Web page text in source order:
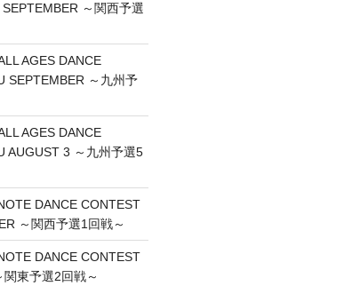
～関西予選
AGES DANCE
SEPTEMBER ～九州予
AGES DANCE
AUGUST 3 ～九州予選5
DANCE CONTEST
～関西予選1回戦～
DANCE CONTEST
東予選2回戦～